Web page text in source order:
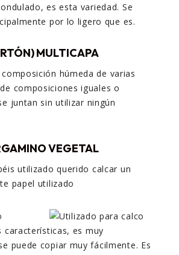
es esta variedad. Se
por lo ligero que es.
MULTICAPA
húmeda de varias
composiciones iguales o
juntan sin utilizar ningún
VEGETAL
utilizado querido calcar un
papel utilizado
características, es muy
puede copiar muy fácilmente. Es